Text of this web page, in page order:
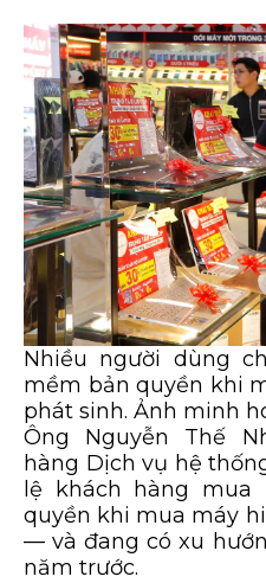
Nhiều người dùng
mềm bản quyền khi
phát sinh. Ảnh minh
Ông Nguyễn Thế
hàng Dịch vụ hệ
lệ khách hàng
quyền khi mua máy
— và đang có xu
năm trước.